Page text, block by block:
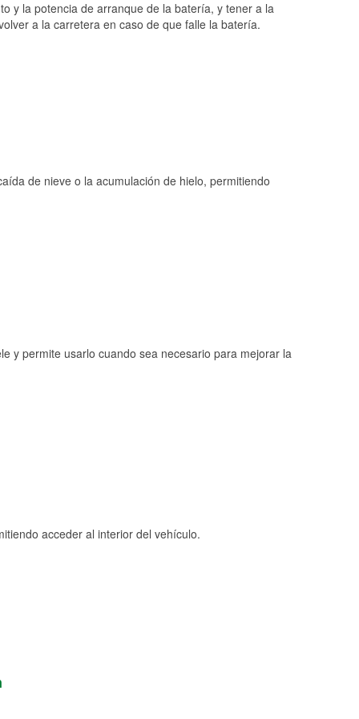
y la potencia de arranque de la batería, y tener a la
a la carretera en caso de que falle la batería.
de nieve o la acumulación de hielo, permitiendo
y permite usarlo cuando sea necesario para mejorar la
acceder al interior del vehículo.